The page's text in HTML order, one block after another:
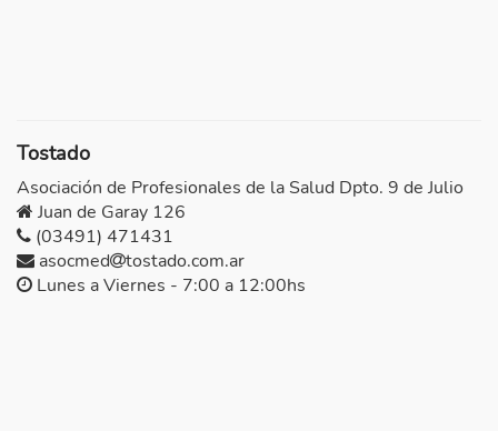
Tostado
Asociación de Profesionales de la Salud Dpto. 9 de Julio
Juan de Garay 126
(03491) 471431
asocmed
tostado.com.ar
Lunes a Viernes - 7:00 a 12:00hs